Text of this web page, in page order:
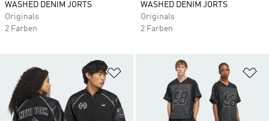
WASHED DENIM JORTS
Originals
2 Farben
WASHED DENIM JORTS
Originals
2 Farben
Zur Wunschliste hinzufügen